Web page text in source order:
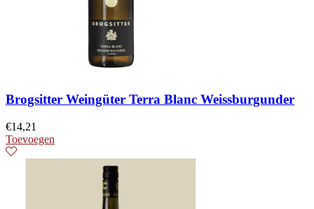
Brogsitter Weingüter Terra Blanc Weissburgunder
€14,21
Toevoegen